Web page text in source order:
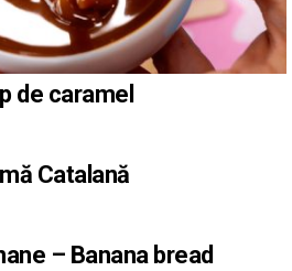
de caramel
Catalană
– Banana bread